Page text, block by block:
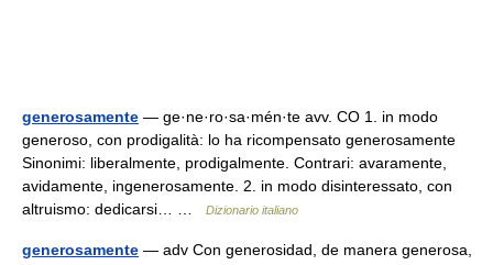
generosamente — ge·ne·ro·sa·mén·te avv. CO 1. in modo
generoso, con prodigalità: lo ha ricompensato generosamente
Sinonimi: liberalmente, prodigalmente. Contrari: avaramente,
avidamente, ingenerosamente. 2. in modo disinteressato, con
altruismo: dedicarsi… …
Dizionario italiano
generosamente — adv Con generosidad, de manera generosa,